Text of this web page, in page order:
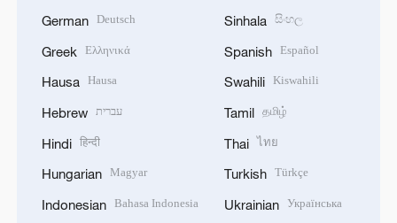
German Deutsch
Greek Ελληνικά
Hausa Hausa
Hebrew עברית
Hindi हिन्दी
Hungarian Magyar
Indonesian Bahasa Indonesia
Sinhala සිංහල
Spanish Español
Swahili Kiswahili
Tamil தமிழ்
Thai ไทย
Turkish Türkçe
Ukrainian Українська